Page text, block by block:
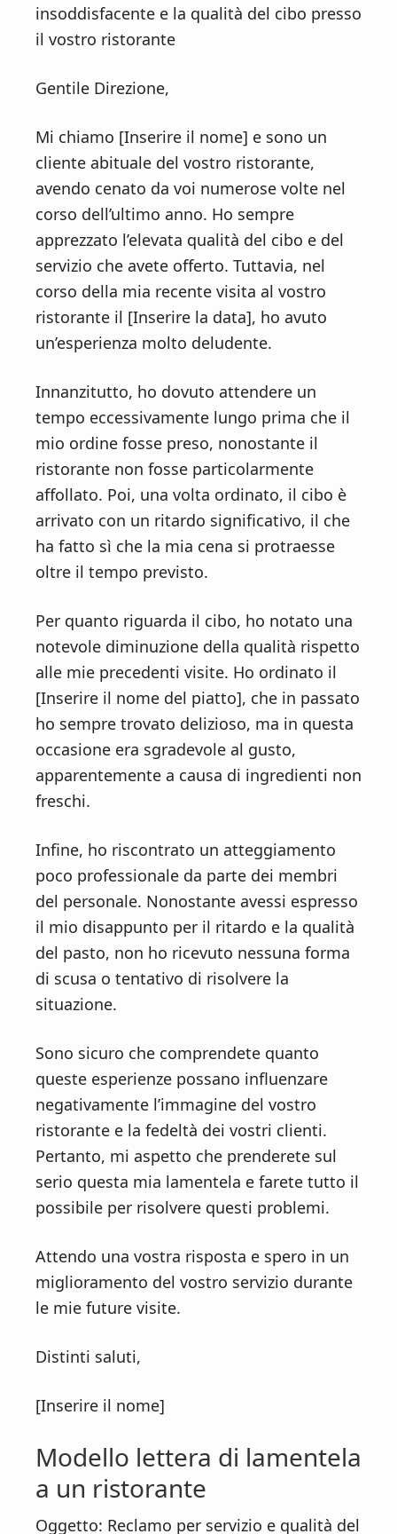
insoddisfacente e la qualità del cibo presso
il vostro ristorante
Gentile Direzione,
Mi chiamo [Inserire il nome] e sono un
cliente abituale del vostro ristorante,
avendo cenato da voi numerose volte nel
corso dell’ultimo anno. Ho sempre
apprezzato l’elevata qualità del cibo e del
servizio che avete offerto. Tuttavia, nel
corso della mia recente visita al vostro
ristorante il [Inserire la data], ho avuto
un’esperienza molto deludente.
Innanzitutto, ho dovuto attendere un
tempo eccessivamente lungo prima che il
mio ordine fosse preso, nonostante il
ristorante non fosse particolarmente
affollato. Poi, una volta ordinato, il cibo è
arrivato con un ritardo significativo, il che
ha fatto sì che la mia cena si protraesse
oltre il tempo previsto.
Per quanto riguarda il cibo, ho notato una
notevole diminuzione della qualità rispetto
alle mie precedenti visite. Ho ordinato il
[Inserire il nome del piatto], che in passato
ho sempre trovato delizioso, ma in questa
occasione era sgradevole al gusto,
apparentemente a causa di ingredienti non
freschi.
Infine, ho riscontrato un atteggiamento
poco professionale da parte dei membri
del personale. Nonostante avessi espresso
il mio disappunto per il ritardo e la qualità
del pasto, non ho ricevuto nessuna forma
di scusa o tentativo di risolvere la
situazione.
Sono sicuro che comprendete quanto
queste esperienze possano influenzare
negativamente l’immagine del vostro
ristorante e la fedeltà dei vostri clienti.
Pertanto, mi aspetto che prenderete sul
serio questa mia lamentela e farete tutto il
possibile per risolvere questi problemi.
Attendo una vostra risposta e spero in un
miglioramento del vostro servizio durante
le mie future visite.
Distinti saluti,
[Inserire il nome]
Modello lettera di lamentela
a un ristorante
Oggetto: Reclamo per servizio e qualità del